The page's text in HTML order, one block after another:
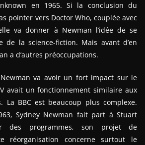
en 1965. Si la conclusion du
pointer vers Doctor Who, couplée avec
va donner à Newman l’idée de se
de la science-fiction. Mais avant d’en
a d’autres préoccupations.
Newman va avoir un fort impact sur le
avait un fonctionnement similaire aux
La BBC est beaucoup plus complexe.
Sydney Newman fait part à Stuart
des programmes, son projet de
réorganisation concerne surtout le